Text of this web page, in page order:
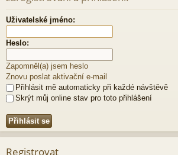
Uživatelské jméno:
Heslo:
Zapomněl(a) jsem heslo
Znovu poslat aktivační e-mail
Přihlásit mě automaticky při každé návštěvě
Skrýt můj online stav pro toto přihlášení
Registrovat